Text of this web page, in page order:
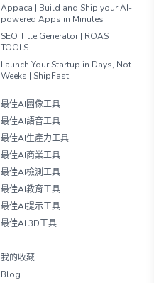
Appaca | Build and Ship your AI-
powered Apps in Minutes
SEO Title Generator | ROAST
TOOLS
Launch Your Startup in Days, Not
Weeks | ShipFast
最佳AI圖像工具
最佳AI語音工具
最佳AI生產力工具
最佳AI商業工具
最佳AI檢測工具
最佳AI教育工具
最佳AI提示工具
最佳AI 3D工具
我的收藏
Blog